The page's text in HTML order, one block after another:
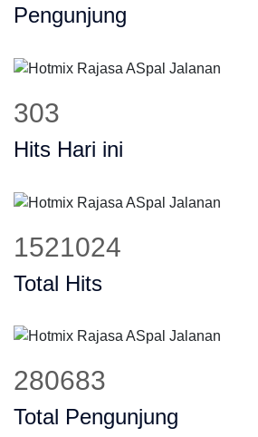
Pengunjung
364
Hits Hari ini
1842779
Total Hits
340058
Total Pengunjung